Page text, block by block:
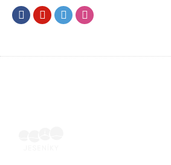
FacebookYoutubeTwitter